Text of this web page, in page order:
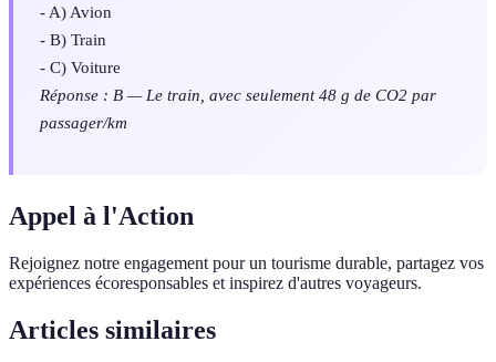
- A) Avion
- B) Train
- C) Voiture
Réponse : B — Le train, avec seulement 48 g de CO2 par
passager/km
Appel à l'Action
Rejoignez notre engagement pour un tourisme durable, partagez vos
expériences écoresponsables et inspirez d'autres voyageurs.
Articles similaires